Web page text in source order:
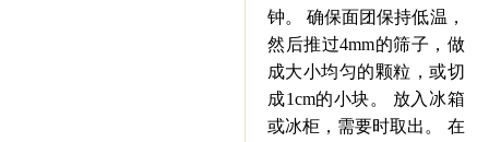
钟。 确保面团保持低温，
然后推过4mm的筛子，做
成大小均匀的颗粒，或切
成1cm的小块。 放入冰箱
或冰柜，需要时取出。 在